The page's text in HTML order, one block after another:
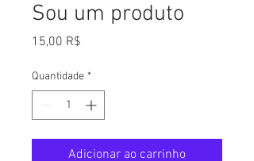
Sou um produto
15,00 R$
Quantidade *
Adicionar ao carrinho